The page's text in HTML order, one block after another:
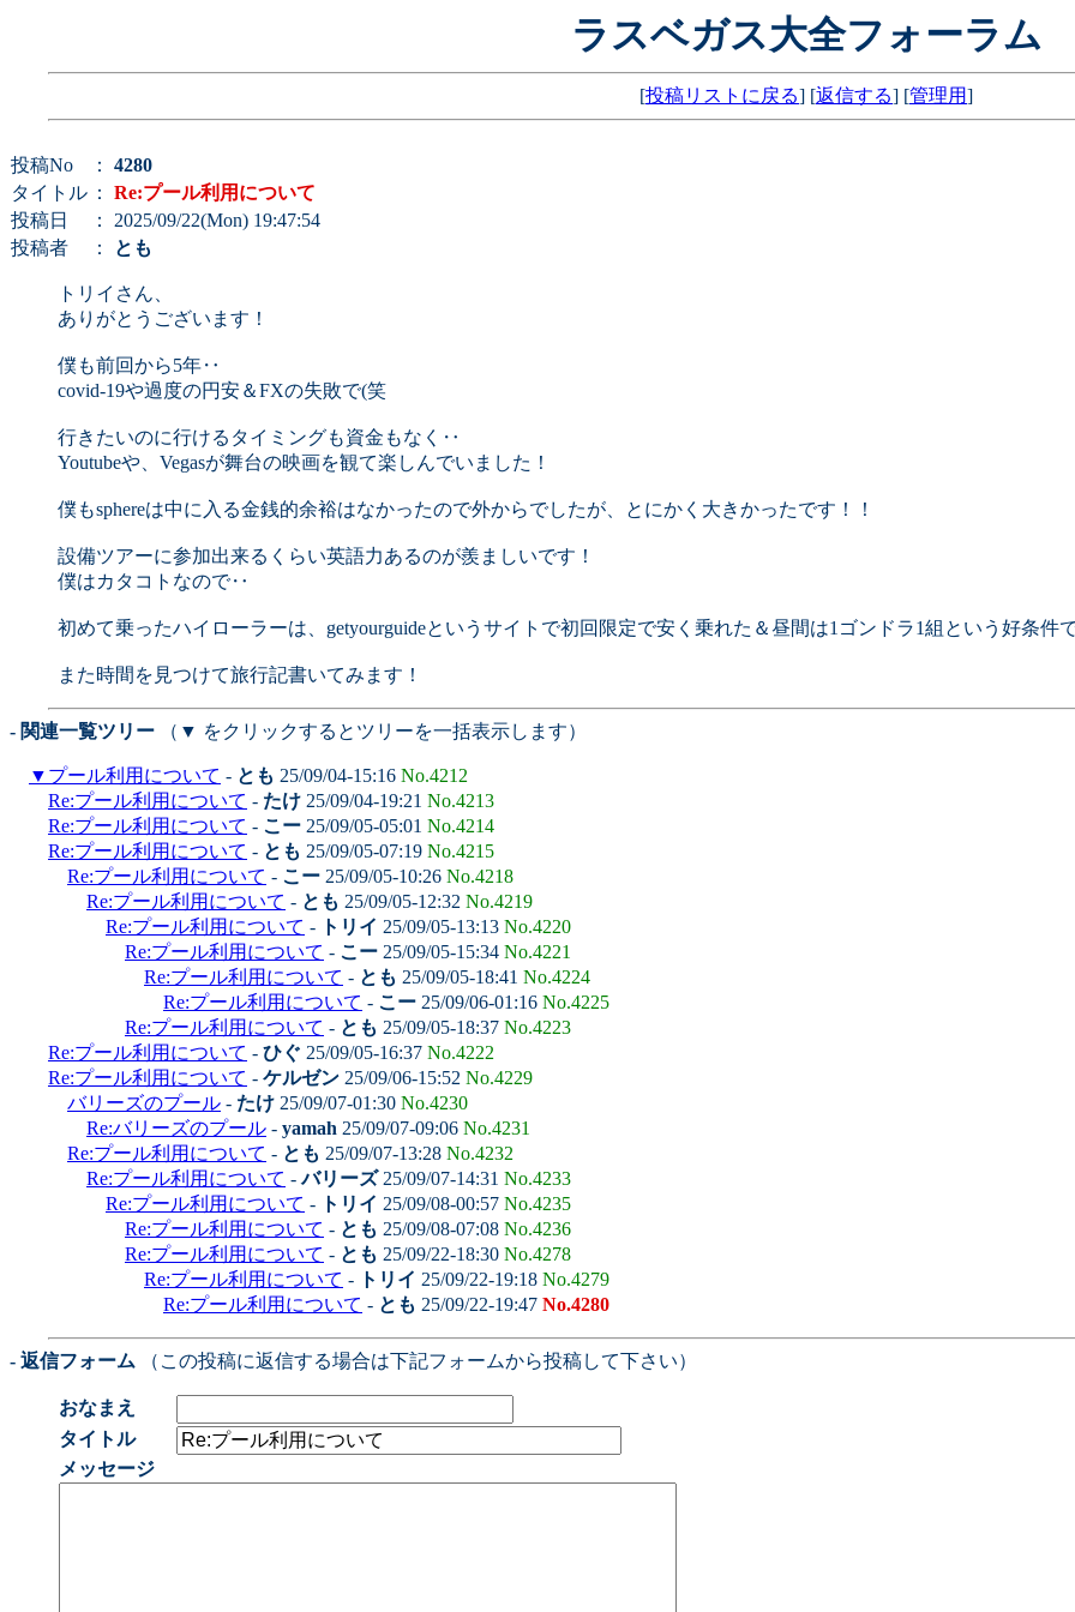
ラスベガス大全フォーラム
[投稿リストに戻る] [返信する] [管理用]
投稿No ： 4280
タイトル ： Re:プール利用について
投稿日
： 2025/09/22(Mon) 19:47:54
投稿者
： とも
トリイさん、
ありがとうございます！
僕も前回から5年‥
covid-19や過度の円安＆FXの失敗で(笑
行きたいのに行けるタイミングも資金もなく‥
Youtubeや、Vegasが舞台の映画を観て楽しんでいました！
僕もsphereは中に入る金銭的余裕はなかったので外からでしたが、とにかく大きかったです！！
設備ツアーに参加出来るくらい英語力あるのが羨ましいです！
僕はカタコトなので‥
初めて乗ったハイローラーは、getyourguideというサイトで初回限定で安く乗れた＆昼間は1ゴンドラ1組という好条件
また時間を見つけて旅行記書いてみます！
- 関連一覧ツリー （▼ をクリックするとツリーを一括表示します）
▼ プール利用について - とも 25/09/04-15:16 No.4212
Re:プール利用について - たけ 25/09/04-19:21 No.4213
Re:プール利用について - こー 25/09/05-05:01 No.4214
Re:プール利用について - とも 25/09/05-07:19 No.4215
Re:プール利用について - こー 25/09/05-10:26 No.4218
Re:プール利用について - とも 25/09/05-12:32 No.4219
Re:プール利用について - トリイ 25/09/05-13:13 No.4220
Re:プール利用について - こー 25/09/05-15:34 No.4221
Re:プール利用について - とも 25/09/05-18:41 No.4224
Re:プール利用について - こー 25/09/06-01:16 No.4225
Re:プール利用について - とも 25/09/05-18:37 No.4223
Re:プール利用について - ひぐ 25/09/05-16:37 No.4222
Re:プール利用について - ケルゼン 25/09/06-15:52 No.4229
バリーズのプール - たけ 25/09/07-01:30 No.4230
Re:バリーズのプール - yamah 25/09/07-09:06 No.4231
Re:プール利用について - とも 25/09/07-13:28 No.4232
Re:プール利用について -バリーズ25/09/07-14:31 No.4233
Re:プール利用について - トリイ 25/09/08-00:57 No.4235
Re:プール利用について - とも 25/09/08-07:08 No.4236
Re:プール利用について - とも 25/09/22-18:30 No.4278
Re:プール利用について - トリイ 25/09/22-19:18 No.4279
Re:プール利用について - とも 25/09/22-19:47 No.4280
- 返信フォーム （この投稿に返信する場合は下記フォームから投稿して下さい）
おなまえ
タイトル
メッセージ